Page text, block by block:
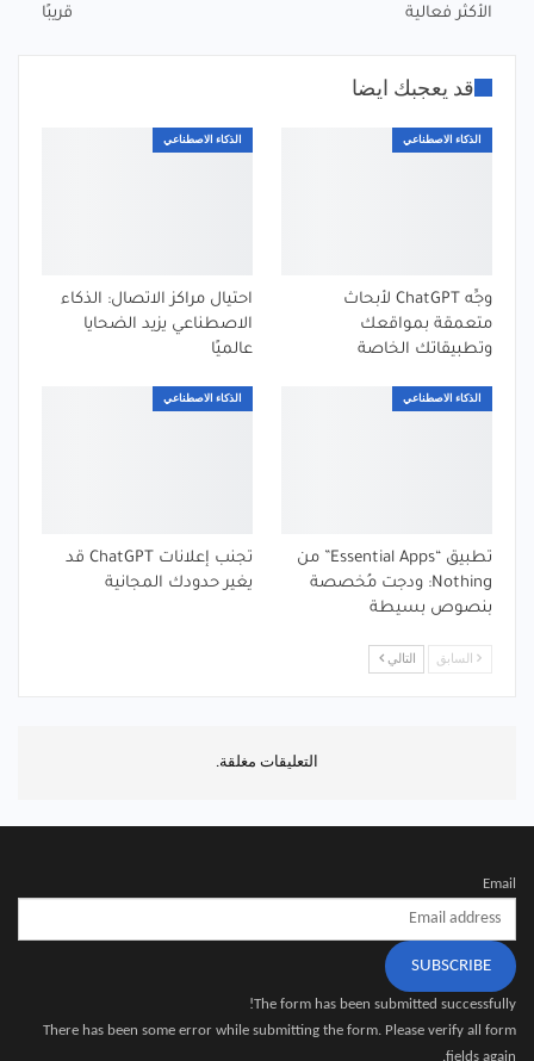
الأكثر فعالية
قريبًا
قد يعجبك ايضا
الذكاء الاصطناعي
وجِّه ChatGPT لأبحاث
متعمقة بمواقعك
وتطبيقاتك الخاصة
الذكاء الاصطناعي
احتيال مراكز الاتصال: الذكاء
الاصطناعي يزيد الضحايا
عالميًا
الذكاء الاصطناعي
تطبيق “Essential Apps” من
Nothing: ودجت مُخصصة
بنصوص بسيطة
الذكاء الاصطناعي
تجنب إعلانات ChatGPT قد
يغير حدودك المجانية
السابق التالي
التعليقات مغلقة.
Email
SUBSCRIBE
The form has been submitted successfully!
There has been some error while submitting the form. Please verify all form
fields again.